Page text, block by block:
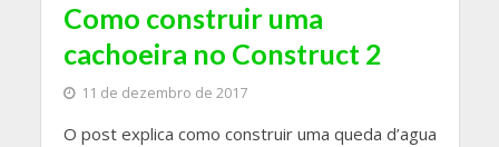
Como construir uma
cachoeira no Construct 2
11 de dezembro de 2017
O post explica como construir uma queda d’agua